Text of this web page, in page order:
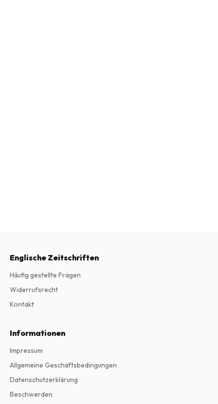
Englische Zeitschriften
Häufig gestellte Fragen
Widerrufsrecht
Kontakt
Informationen
Impressum
Allgemeine Geschäftsbedingungen
Datenschutzerklärung
Beschwerden